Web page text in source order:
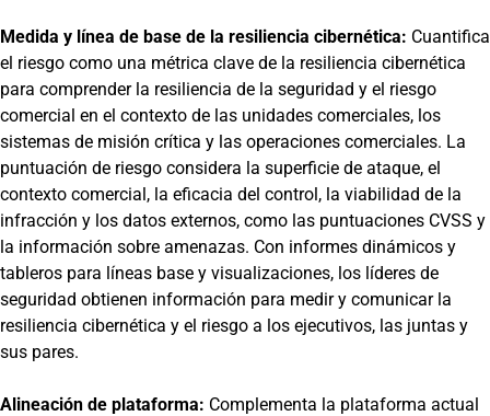
Medida y línea de base de la resiliencia cibernética: Cuantifica
el riesgo como una métrica clave de la resiliencia cibernética
para comprender la resiliencia de la seguridad y el riesgo
comercial en el contexto de las unidades comerciales, los
sistemas de misión crítica y las operaciones comerciales. La
puntuación de riesgo considera la superficie de ataque, el
contexto comercial, la eficacia del control, la viabilidad de la
infracción y los datos externos, como las puntuaciones CVSS y
la información sobre amenazas. Con informes dinámicos y
tableros para líneas base y visualizaciones, los líderes de
seguridad obtienen información para medir y comunicar la
resiliencia cibernética y el riesgo a los ejecutivos, las juntas y
sus pares.
Alineación de plataforma: Complementa la plataforma actual